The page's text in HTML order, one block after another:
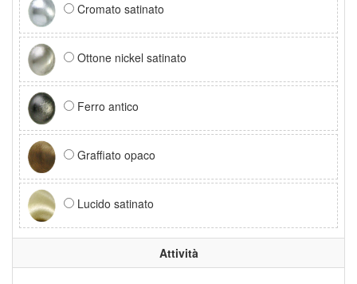
Cromato satinato
Ottone nickel satinato
Ferro antico
Graffiato opaco
Lucido satinato
Attività